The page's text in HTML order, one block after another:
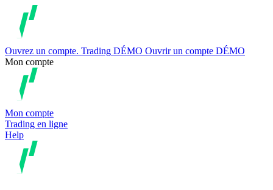
Ouvrez un compte. Trading DÉMO Ouvrir un compte DÉMO
Mon compte
Mon compte
Trading en ligne
Help